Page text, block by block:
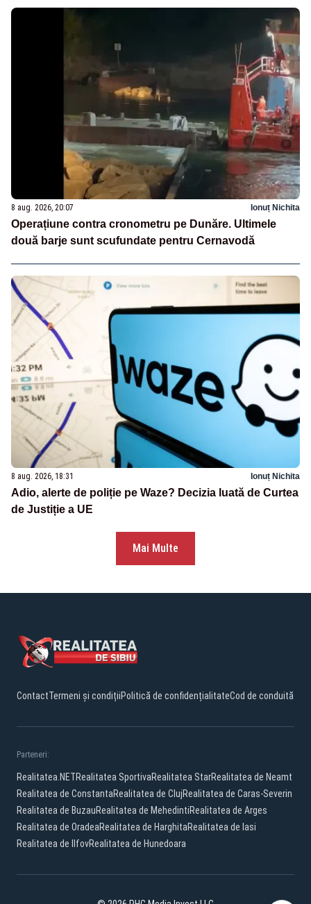
8 aug. 2026, 20:07 Ionuț Nichita
Operațiune contra cronometru pe Dunăre. Ultimele
două barje sunt scufundate pentru Cernavodă
8 aug. 2026, 18:31 Ionuț Nichita
Adio, alerte de poliție pe Waze? Decizia luată de Curtea
de Justiție a UE
Mai Multe
ContactTermeni și condițiiPolitică de confidențialitateCod de conduită
Parteneri:
Realitatea.NETRealitatea SportivaRealitatea StarRealitatea de Neamt
Realitatea de ConstantaRealitatea de ClujRealitatea de Caras-Severin
Realitatea de BuzauRealitatea de MehedintiRealitatea de Arges
Realitatea de OradeaRealitatea de HarghitaRealitatea de Iasi
Realitatea de IlfovRealitatea de Hunedoara